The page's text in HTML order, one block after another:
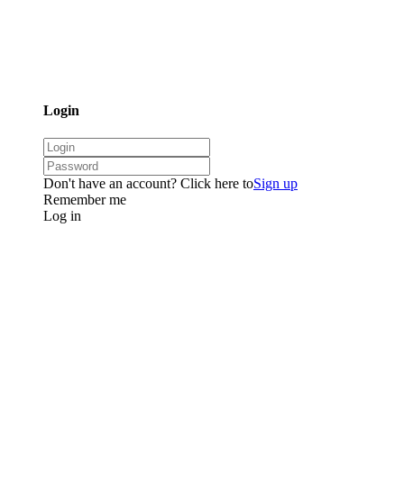
Login
Don't have an account? Click here toSign up
Remember me
Log in